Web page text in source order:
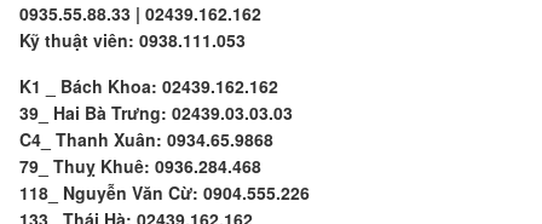
0935.55.88.33 | 02439.162.162
Kỹ thuật viên: 0938.111.053
K1 _ Bách Khoa: 02439.162.162
39_ Hai Bà Trưng: 02439.03.03.03
C4_ Thanh Xuân: 0934.65.9868
79_ Thuỵ Khuê: 0936.284.468
118_ Nguyễn Văn Cừ: 0904.555.226